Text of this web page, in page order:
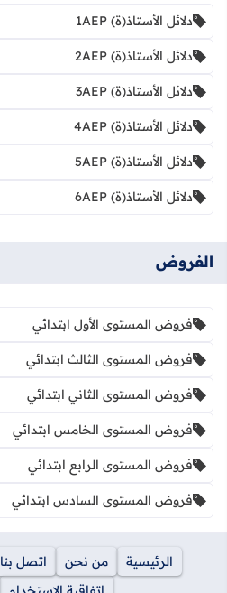
دلائل الأستاذ(ة) 1AEP
دلائل الأستاذ(ة) 2AEP
دلائل الأستاذ(ة) 3AEP
دلائل الأستاذ(ة) 4AEP
دلائل الأستاذ(ة) 5AEP
دلائل الأستاذ(ة) 6AEP
الفروض
فروض المستوى الأول ابتدائي
فروض المستوى الثالث ابتدائي
فروض المستوى الثاني ابتدائي
فروض المستوى الخامس ابتدائي
فروض المستوى الرابع ابتدائي
فروض المستوى السادس ابتدائي
الرئيسية من نحن اتصل بنا